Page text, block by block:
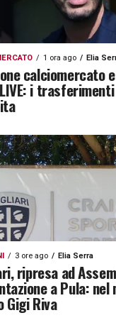
1 ora ago Elia
calciomercato
i
3 ore ago Elia Serra
ripresa ad
a Pula: nel
Gigi Riva